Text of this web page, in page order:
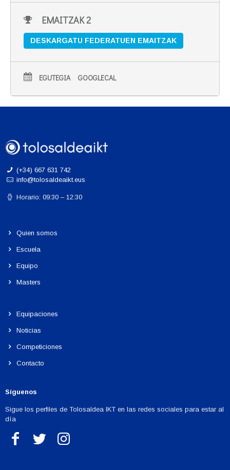
EMAITZAK 2
DESKARGATU FEDERATUEN EMAITZAK
EGUTEGIA GOOGLECAL
(+34) 667 631 742
info@tolosaldeaikt.eus
Horario: 09:30 – 12:30
Quien somos
Escuela
Equipo
Masters
Equipaciones
Noticias
Competiciones
Contacto
Síguenos
Sigue los perfiles de Tolosaldea IKT en las redes sociales para estar al
día